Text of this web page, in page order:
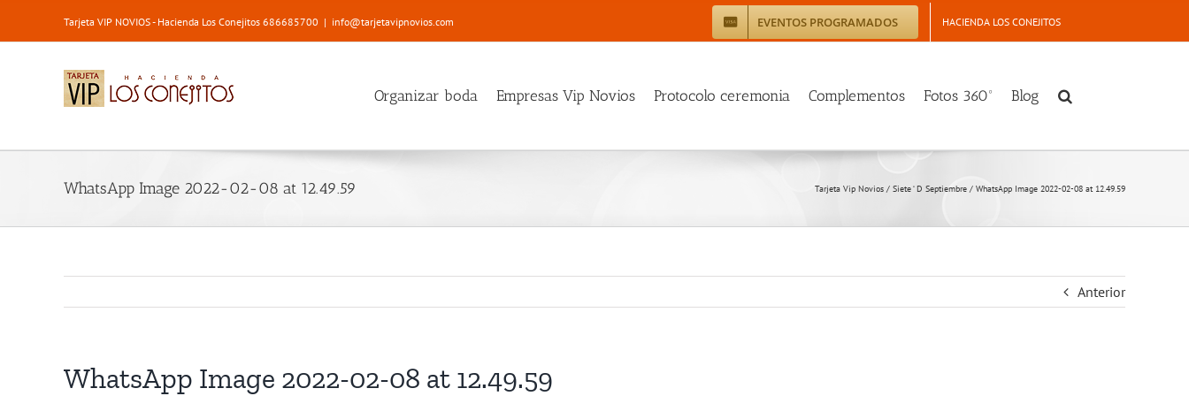
Tarjeta VIP NOVIOS - Hacienda Los Conejitos 686685700 | info@tarjetavipnovios.com EVENTOS PROGRAMADOS HACIENDA LOS CONEJITOS
Organizar boda Empresas Vip Novios Protocolo ceremonia Complementos Fotos 360º Blog
WhatsApp Image 2022-02-08 at 12.49.59 Tarjeta Vip Novios / Siete ‘ D Septiembre / WhatsApp Image 2022-02-08 at 12.49.59
Anterior
WhatsApp Image 2022-02-08 at 12.49.59